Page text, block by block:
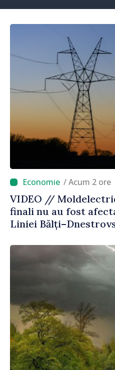
/ Acum 2 ore
VIDEO //
finali nu au fost
Liniei
prioritar